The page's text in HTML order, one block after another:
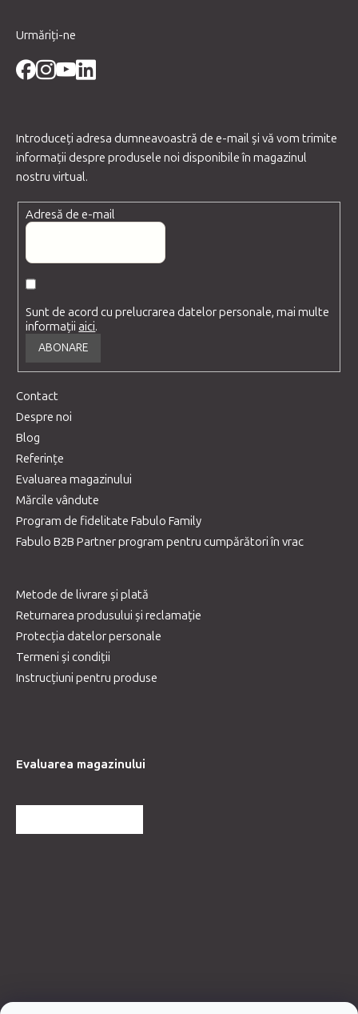
Urmăriți-ne
Introduceţi adresa dumneavoastră de e-mail şi vă vom trimite
informaţii despre produsele noi disponibile în magazinul
nostru virtual.
Adresă de e-mail
Sunt de acord cu prelucrarea datelor personale, mai multe
informațiiaici.
ABONARE
Contact
Despre noi
Blog
Referințe
Evaluarea magazinului
Mărcile vândute
Program de fidelitate Fabulo Family
Fabulo B2B Partner program pentru cumpărători în vrac
Metode de livrare și plată
Returnarea produsului și reclamație
Protecția datelor personale
Termeni și condiții
Instrucțiuni pentru produse
Evaluarea magazinului